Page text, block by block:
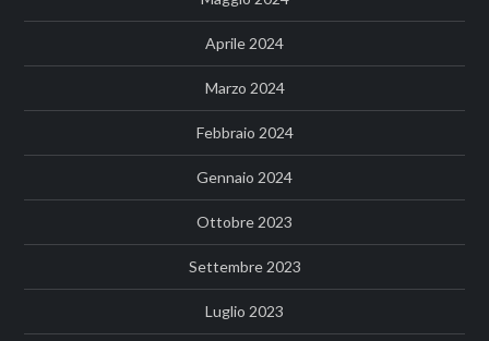
Aprile 2024
Marzo 2024
Febbraio 2024
Gennaio 2024
Ottobre 2023
Settembre 2023
Luglio 2023